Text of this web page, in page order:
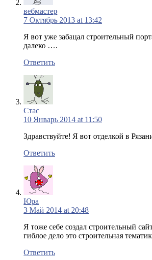
вебмастер
7 Октябрь 2013 at 13:42
Я вот уже забацал строительный
далеко ….
Ответить
Стас
10 Январь 2014 at 11:50
Здравствуйте! Я вот отделкой в
Ответить
Юра
3 Май 2014 at 20:48
Я тоже себе создал строительный
гиблое дело это строительная
Ответить